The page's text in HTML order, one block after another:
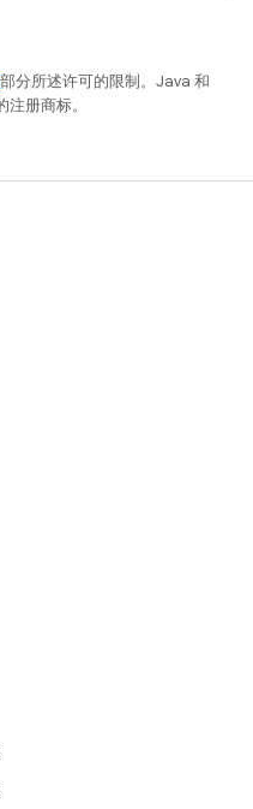
部分所述许可的限制。Java 和
册商标。